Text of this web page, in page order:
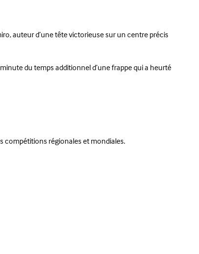
auteur d’une tête victorieuse sur un centre précis
du temps additionnel d’une frappe qui a heurté
compétitions régionales et mondiales.